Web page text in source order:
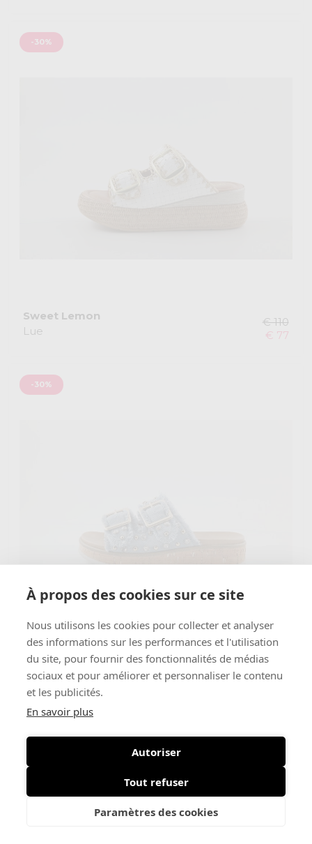
À propos des cookies sur ce site
Nous utilisons les cookies pour collecter et analyser
des informations sur les performances et l'utilisation
du site, pour fournir des fonctionnalités de médias
sociaux et pour améliorer et personnaliser le contenu
et les publicités.
En savoir plus
Autoriser
Tout refuser
Paramètres des cookies
-30%
Sweet Lemon
Lue
€ 110
€ 77
-30%
Marco Tozzi
Primo
€ 69,95
€ 48,97